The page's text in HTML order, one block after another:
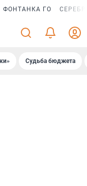
ФОНТАНКА ГО
Судьба бюджета